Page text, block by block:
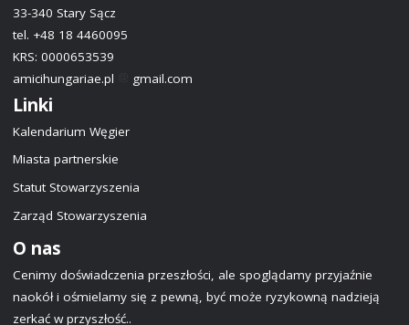
33-340 Stary Sącz
tel. +48 18 4460095
KRS: 0000653539
amicihungariae.pl
gmail.com
Linki
Kalendarium Węgier
Miasta partnerskie
Statut Stowarzyszenia
Zarząd Stowarzyszenia
O nas
Cenimy doświadczenia przeszłości, ale spoglądamy przyjaźnie
naokół i ośmielamy się z pewną, być może ryzykowną nadzieją
zerkać w przyszłość..